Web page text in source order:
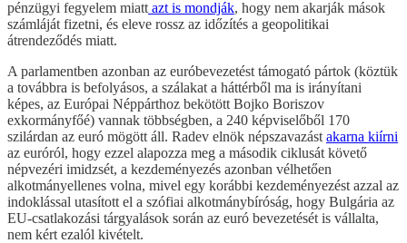
pénzügyi fegyelem miatt azt is mondják, hogy nem akarják mások
számláját fizetni, és eleve rossz az időzítés a geopolitikai
átrendeződés miatt.
A parlamentben azonban az euróbevezetést támogató pártok (köztük
a továbbra is befolyásos, a szálakat a háttérből ma is irányítani
képes, az Európai Néppárthoz bekötött Bojko Boriszov
exkormányfőé) vannak többségben, a 240 képviselőből 170
szilárdan az euró mögött áll. Radev elnök népszavazást akarna kiírni
az euróról, hogy ezzel alapozza meg a második ciklusát követő
népvezéri imidzsét, a kezdeményezés azonban vélhetően
alkotmányellenes volna, mivel egy korábbi kezdeményezést azzal az
indoklással utasított el a szófiai alkotmánybíróság, hogy Bulgária az
EU-csatlakozási tárgyalások során az euró bevezetését is vállalta,
nem kért ezalól kivételt.